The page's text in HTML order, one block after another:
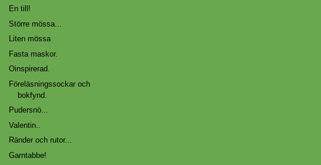
En till!
Större mössa...
Liten mössa
Fasta maskor.
Oinspirerad.
Föreläsningssockar och
bokfynd.
Pudersnö...
Valentin..
Ränder och rutor...
Garntabbe!